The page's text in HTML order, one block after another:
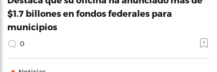
$1.7 billones en fondos federales para
municipios
0